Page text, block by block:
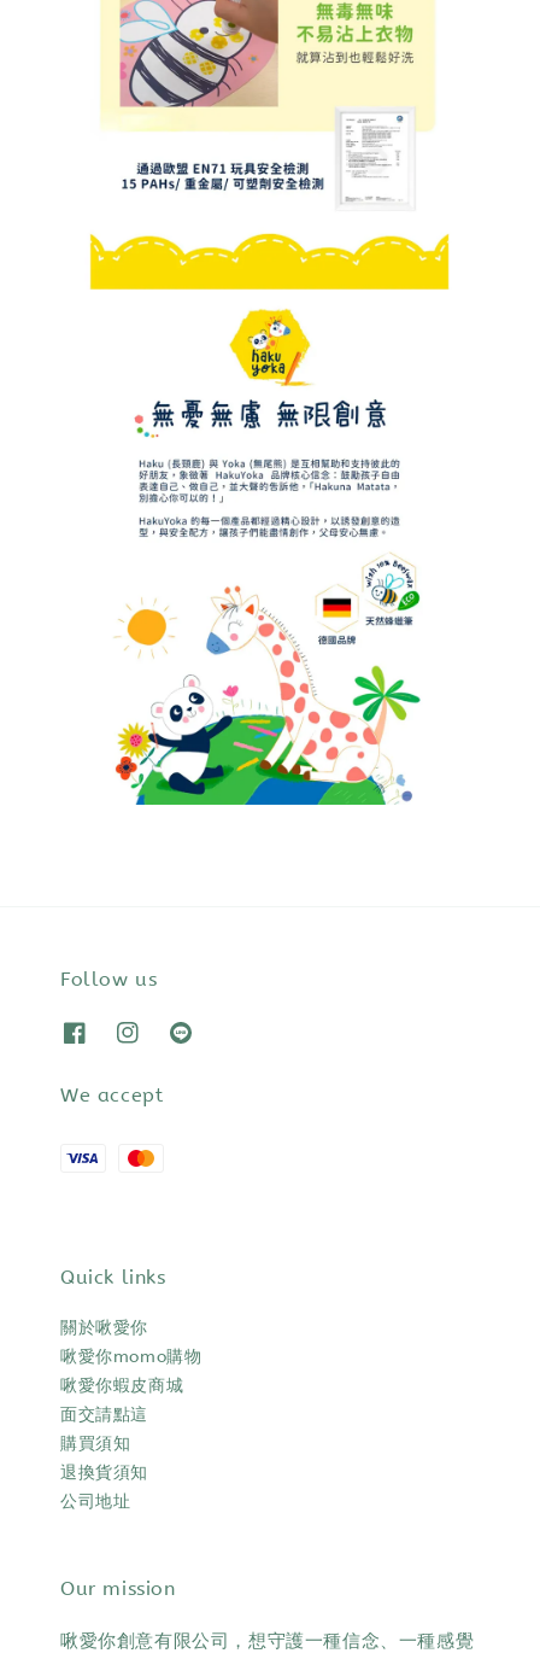
Follow us
We accept
Quick links
關於啾愛你
啾愛你momo購物
啾愛你蝦皮商城
面交請點這
購買須知
退換貨須知
公司地址
Our mission
啾愛你創意有限公司，想守護一種信念、一種感覺